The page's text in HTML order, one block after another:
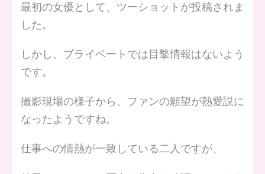
最初の女優として、ツーショットが投稿されま
した。
しかし、プライベートでは目撃情報はないよう
です。
撮影現場の様子から、ファンの願望が熱愛説に
なったようですね。
仕事への情熱が一致している二人ですが、